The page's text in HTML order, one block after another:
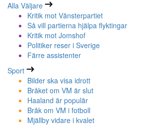
Alla Väljare
Kritik mot Vänsterpartiet
Så vill partierna hjälpa flyktingar
Kritik mot Jomshof
Politiker reser i Sverige
Färre assistenter
Sport
Bilder ska visa idrott
Bråket om VM är slut
Haaland är populär
Bråk om VM i fotboll
Mjällby vidare i kvalet